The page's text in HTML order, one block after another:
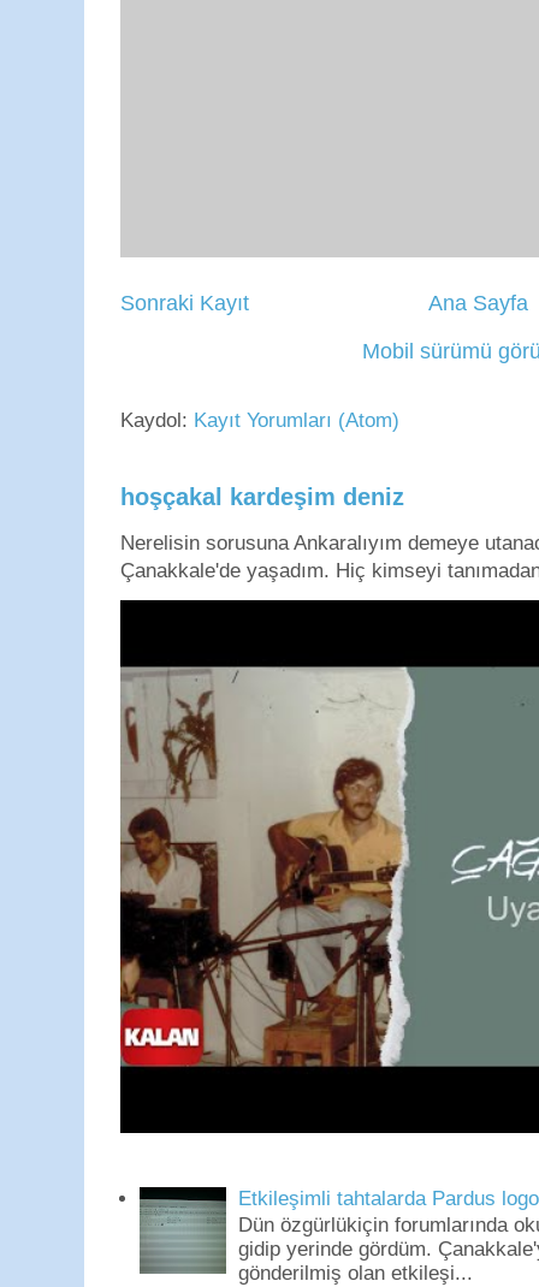
Sonraki Kayıt
Ana Sayfa
Mobil sürümü
Kaydol: Kayıt Yorumları (Atom)
hoşçakal kardeşim deniz
Nerelisin sorusuna Ankaralıyım demeye
Çanakkale'de yaşadım. Hiç kimseyi
Etkileşimli tahtalarda Pardus
Dün özgürlükiçin forumlarında
gidip yerinde gördüm.
gönderilmiş olan etkileşi...